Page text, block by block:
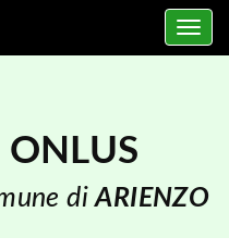
Toggle
diARIENZO